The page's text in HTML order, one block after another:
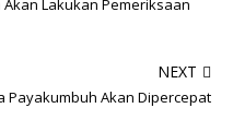
Lakukan Pemeriksaan
NEXT
Payakumbuh Akan Dipercepat